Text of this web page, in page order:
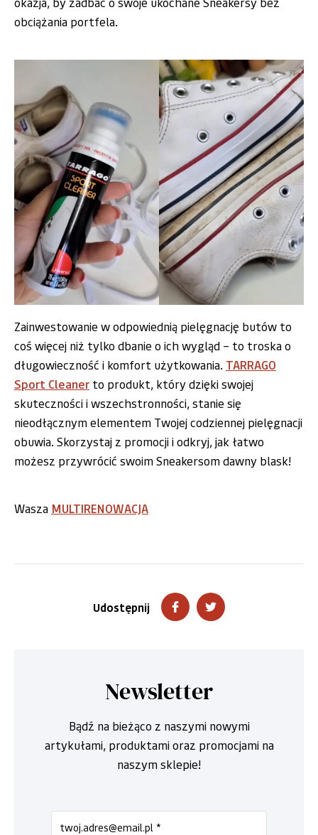
obciążania portfela.
Zainwestowanie w odpowiednią pielęgnację butów to
coś więcej niż tylko dbanie o ich wygląd – to troska o
długowieczność i komfort użytkowania. TARRAGO
Sport Cleaner to produkt, który dzięki swojej
skuteczności i wszechstronności, stanie się
nieodłącznym elementem Twojej codziennej pielęgnacji
obuwia. Skorzystaj z promocji i odkryj, jak łatwo
możesz przywrócić swoim Sneakersom dawny blask!
Wasza MULTIRENOWACJA
Udostępnij
Newsletter
Bądź na bieżąco z naszymi nowymi
artykułami, produktami oraz promocjami na
naszym sklepie!